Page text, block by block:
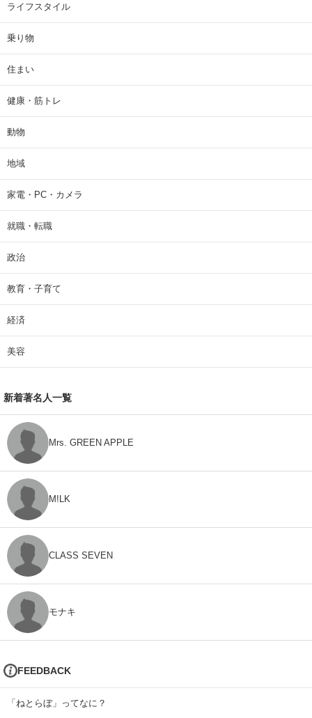
ライフスタイル
乗り物
住まい
健康・筋トレ
動物
地域
家電・PC・カメラ
就職・転職
政治
教育・子育て
経済
美容
新着著名人一覧
Mrs. GREEN APPLE
M!LK
CLASS SEVEN
モナキ
FEEDBACK
「ねとらぼ」ってなに？